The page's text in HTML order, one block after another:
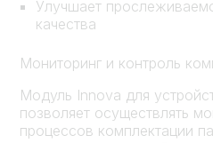
Улучшает
качества
Мониторинг и контроль
Модуль Innova для
позволяет осуществлять
процессов комплектации